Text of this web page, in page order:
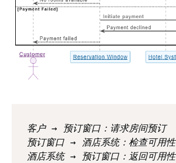
客户 → 预订窗口：请求房间预订
预订窗口 → 酒店系统：检查可用性
酒店系统 → 预订窗口：返回可用性